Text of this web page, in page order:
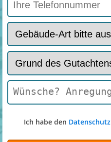
Ich habe den Datenschutz